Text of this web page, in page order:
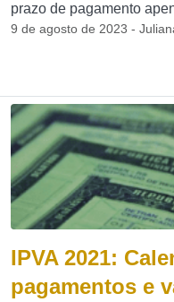
prazo de pagamento
9 de agosto de 2023 -
IPVA 2021:
pagamentos e